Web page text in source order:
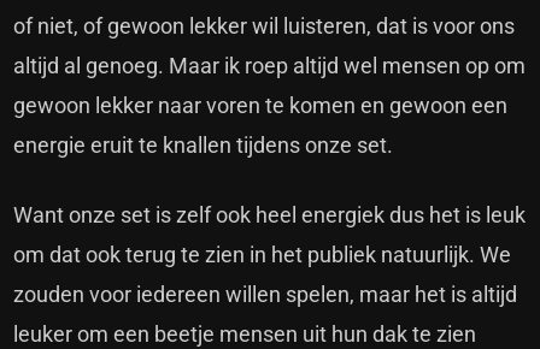
of niet, of gewoon lekker wil luisteren, dat is voor ons
altijd al genoeg. Maar ik roep altijd wel mensen op om
gewoon lekker naar voren te komen en gewoon een
energie eruit te knallen tijdens onze set.
Want onze set is zelf ook heel energiek dus het is leuk
om dat ook terug te zien in het publiek natuurlijk. We
zouden voor iedereen willen spelen, maar het is altijd
leuker om een beetje mensen uit hun dak te zien